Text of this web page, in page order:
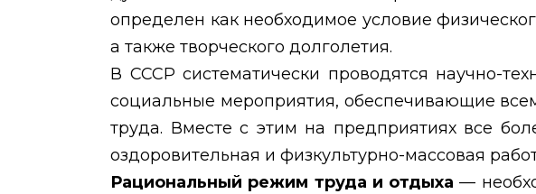
определен как необходимое условие
а также творческого долголетия.
В СССР систематически проводятся научно-
социальные мероприятия, обеспечивающие
труда. Вместе с этим на предприятиях все
оздоровительная и физкультурно-массовая
Рациональный режим труда и отдыха—